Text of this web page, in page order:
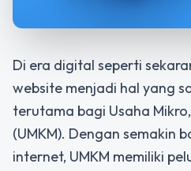
Di era digital seperti
website menjadi hal yang
terutama bagi Usaha
(UMKM). Dengan semakin
internet, UMKM memiliki